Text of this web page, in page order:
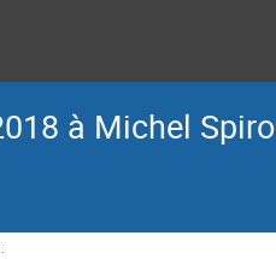
à Michel Spiro